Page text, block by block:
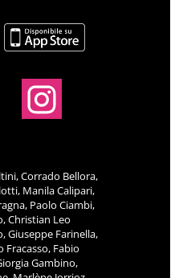
Corrado Bellora,
Manila Calipari,
Paolo Ciambi,
Christian Leo
Giuseppe Farinella,
Fabio
Gambino,